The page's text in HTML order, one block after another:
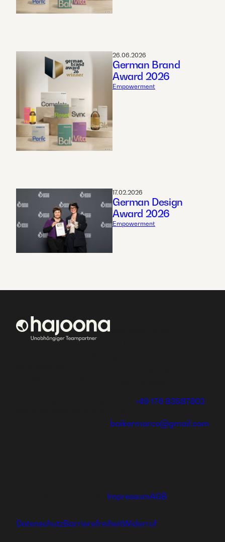
26.06.2026
German Brand
Award 2026
Empowerment
17.02.2026
German Design
Award 2026
Empowerment
+49 176 83587802
baikermarco@gmail.com
ImpressumAGB
DatenschutzBarrierefreiheitWiderruf